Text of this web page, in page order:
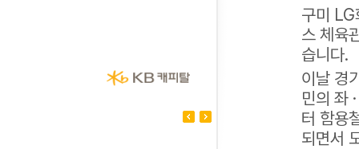
구미
스 체육
습니다.
이날 경
민의 좌
터 함용
되면서